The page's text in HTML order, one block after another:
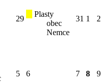
29
Plasty
obec
Nemce
31 1 2
5 6 7 8 9